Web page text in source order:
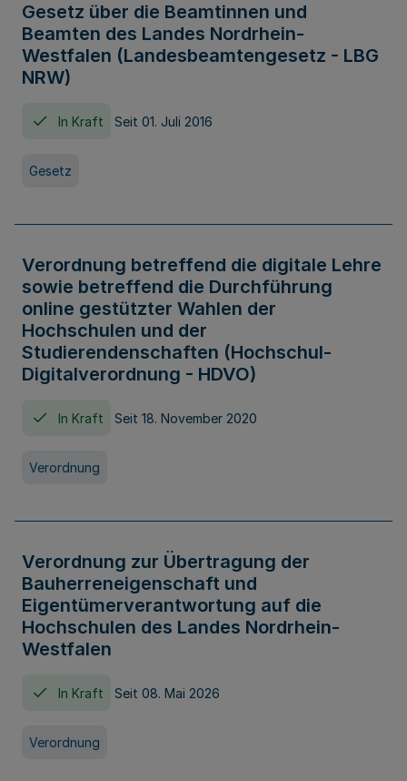
Gesetz über die Beamtinnen und
Beamten des Landes Nordrhein-
Westfalen (Landesbeamtengesetz - LBG
NRW)
In Kraft Seit 01. Juli 2016
Gesetz
Verordnung betreffend die digitale Lehre
sowie betreffend die Durchführung
online gestützter Wahlen der
Hochschulen und der
Studierendenschaften (Hochschul-
Digitalverordnung - HDVO)
In Kraft Seit 18. November 2020
Verordnung
Verordnung zur Übertragung der
Bauherreneigenschaft und
Eigentümerverantwortung auf die
Hochschulen des Landes Nordrhein-
Westfalen
In Kraft Seit 08. Mai 2026
Verordnung